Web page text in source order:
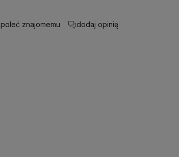
poleć znajomemu dodaj opinię